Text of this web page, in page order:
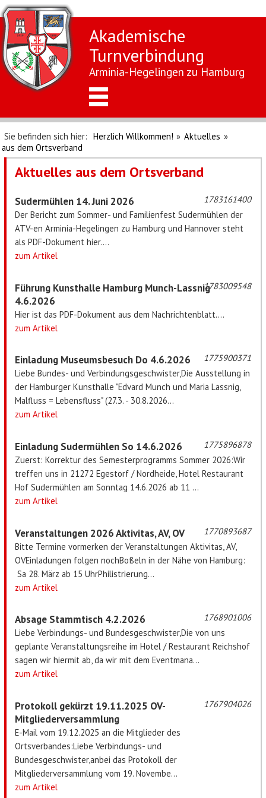
Akademische
Turnverbindung
Arminia-Hegelingen zu Hamburg
Sie befinden sich hier: Herzlich Willkommen! » Aktuelles »
aus dem Ortsverband
Aktuelles aus dem Ortsverband
Sudermühlen 14. Juni 2026
1783161400
Der Bericht zum Sommer- und Familienfest Sudermühlen der
ATV-en Arminia-Hegelingen zu Hamburg und Hannover steht
als PDF-Dokument hier....
zum Artikel
Führung Kunsthalle Hamburg Munch-Lassnig
4.6.2026
1783009548
Hier ist das PDF-Dokument aus dem Nachrichtenblatt....
zum Artikel
Einladung Museumsbesuch Do 4.6.2026
1775900371
Liebe Bundes- und Verbindungsgeschwister,Die Ausstellung in
der Hamburger Kunsthalle "Edvard Munch und Maria Lassnig,
Malfluss = Lebensfluss" (27.3. - 30.8.2026...
zum Artikel
Einladung Sudermühlen So 14.6.2026
1775896878
Zuerst: Korrektur des Semesterprogramms Sommer 2026:Wir
treffen uns in 21272 Egestorf / Nordheide, Hotel Restaurant
Hof Sudermühlen am Sonntag 14.6.2026 ab 11 ...
zum Artikel
Veranstaltungen 2026 Aktivitas, AV, OV
1770893687
Bitte Termine vormerken der Veranstaltungen Aktivitas, AV,
OVEinladungen folgen nochBoßeln in der Nähe von Hamburg:
Sa 28. März ab 15 UhrPhilistrierung...
zum Artikel
Absage Stammtisch 4.2.2026
1768901006
Liebe Verbindungs- und Bundesgeschwister,Die von uns
geplante Veranstaltungsreihe im Hotel / Restaurant Reichshof
sagen wir hiermit ab, da wir mit dem Eventmana...
zum Artikel
Protokoll gekürzt 19.11.2025 OV-
Mitgliederversammlung
1767904026
E-Mail vom 19.12.2025 an die Mitglieder des
Ortsverbandes:Liebe Verbindungs- und
Bundesgeschwister,anbei das Protokoll der
Mitgliederversammlung vom 19. Novembe...
zum Artikel